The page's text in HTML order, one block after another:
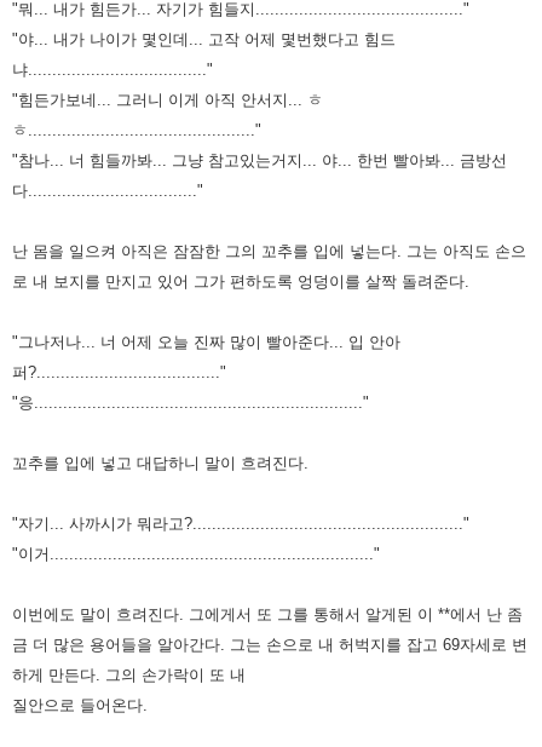
"뭐... 내가 힘든가... 자기가 힘들지..........................................."
"야... 내가 나이가 몇인데... 고작 어제 몇번했다고 힘드
냐....................................."
"힘든가보네... 그러니 이게 아직 안서지... ㅎ
ㅎ..............................................."
"참나... 너 힘들까봐... 그냥 참고있는거지... 야... 한번 빨아봐... 금방선
다..................................."
난 몸을 일으켜 아직은 잠잠한 그의 꼬추를 입에 넣는다.
그는 아직도 손으
로 내 보지를 만지고 있어 그가 편하도록 엉덩이를 살짝 돌려준다.
"그나저나... 너 어제 오늘 진짜 많이 빨아준다... 입 안아
퍼?......................................"
"응...................................................................."
꼬추를 입에 넣고 대답하니 말이 흐려진다.
"자기... 사까시가 뭐라고?........................................................"
"이거..................................................................."
이번에도 말이 흐려진다.
그에게서 또 그를 통해서 알게된 이 **에서 난 좀
금 더 많은 용어들을 알아간다.
그는 손으로 내 허벅지를 잡고 69자세로 변
하게 만든다.
그의 손가락이 또 내
질안으로 들어온다.